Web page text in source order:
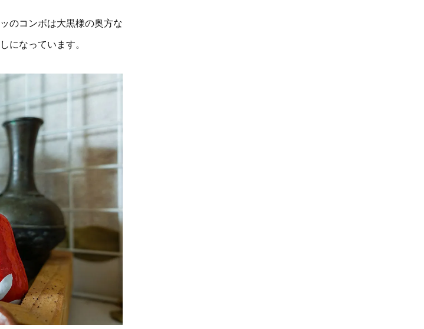
のコンボは大黒様の奥方な
になっています。